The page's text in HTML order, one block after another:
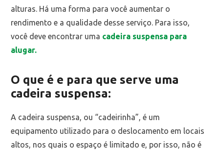
alturas. Há uma forma para você aumentar o
rendimento e a qualidade desse serviço. Para isso,
você deve encontrar uma cadeira suspensa para
alugar.
O que é e para que serve uma
cadeira suspensa:
A cadeira suspensa, ou “cadeirinha”, é um
equipamento utilizado para o deslocamento em locais
altos, nos quais o espaço é limitado e, por isso, não é